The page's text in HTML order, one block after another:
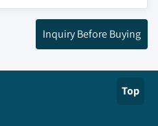
Inquiry Before Buying
Top